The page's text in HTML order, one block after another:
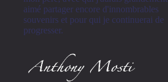
aimé partager encore d'innombrables
souvenirs et pour qui je continuerai de
progresser.